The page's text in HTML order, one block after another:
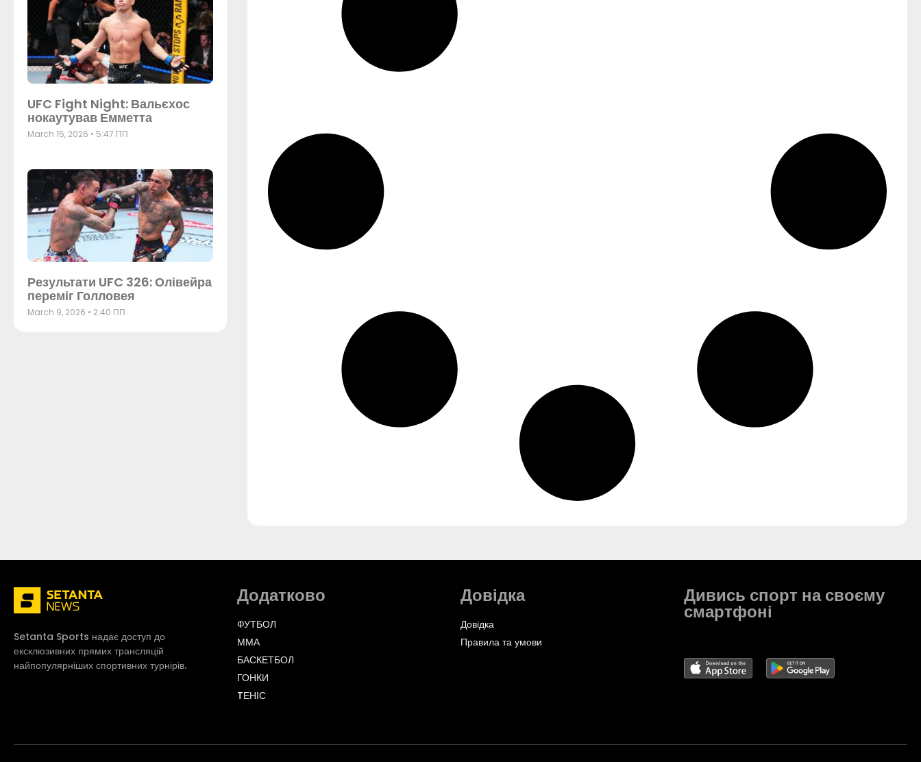
UFC Fight Night: Вальєхос
нокаутував Емметта
March 15, 2026 5:47 ПП
Результати UFC 326: Олівейра
переміг Голловея
March 9, 2026 2:40 ПП
Setanta Sports надає доступ до
ексклюзивних прямих трансляцій
найпопулярніших спортивних турнірів.
Додатково
ФУТБОЛ
ММА
БАСКЕТБОЛ
ГОНКИ
TЕНІС
Довідка
Довідка
Правила та умови
Дивись спорт на своєму
смартфоні